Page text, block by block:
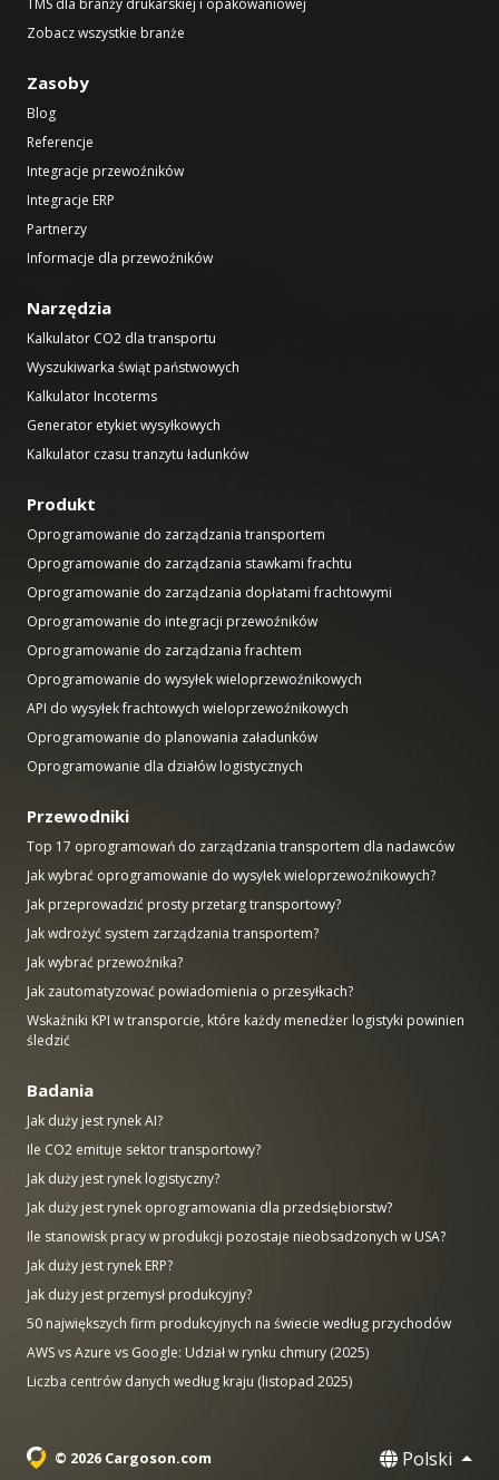
Zobacz wszystkie branże
Zasoby
Blog
Referencje
Integracje przewoźników
Integracje ERP
Partnerzy
Informacje dla przewoźników
Narzędzia
Kalkulator CO2 dla transportu
Wyszukiwarka świąt państwowych
Kalkulator Incoterms
Generator etykiet wysyłkowych
Kalkulator czasu tranzytu ładunków
Produkt
Oprogramowanie do zarządzania transportem
Oprogramowanie do zarządzania stawkami frachtu
Oprogramowanie do zarządzania dopłatami frachtowymi
Oprogramowanie do integracji przewoźników
Oprogramowanie do zarządzania frachtem
Oprogramowanie do wysyłek wieloprzewoźnikowych
API do wysyłek frachtowych wieloprzewoźnikowych
Oprogramowanie do planowania załadunków
Oprogramowanie dla działów logistycznych
Przewodniki
Top 17 oprogramowań do zarządzania transportem dla nadawców
Jak wybrać oprogramowanie do wysyłek wieloprzewoźnikowych?
Jak przeprowadzić prosty przetarg transportowy?
Jak wdrożyć system zarządzania transportem?
Jak wybrać przewoźnika?
Jak zautomatyzować powiadomienia o przesyłkach?
Wskaźniki KPI w transporcie, które każdy menedżer logistyki powinien
śledzić
Badania
Jak duży jest rynek AI?
Ile CO2 emituje sektor transportowy?
Jak duży jest rynek logistyczny?
Jak duży jest rynek oprogramowania dla przedsiębiorstw?
Ile stanowisk pracy w produkcji pozostaje nieobsadzonych w USA?
Jak duży jest rynek ERP?
Jak duży jest przemysł produkcyjny?
50 największych firm produkcyjnych na świecie według przychodów
AWS vs Azure vs Google: Udział w rynku chmury (2025)
Liczba centrów danych według kraju (listopad 2025)
© 2026 Cargoson.com Polski